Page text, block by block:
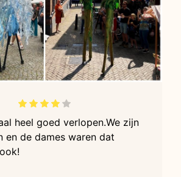
heel goed verlopen.We zijn
en de dames waren dat